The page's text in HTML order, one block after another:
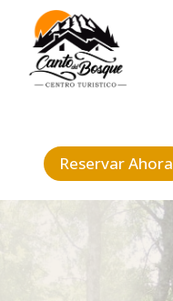
Reservar Ahora